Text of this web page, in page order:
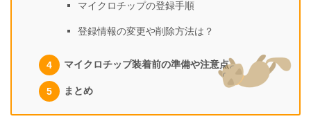
マイクロチップの登録手順
登録情報の変更や削除方法は？
マイクロチップ装着前の準備や注意点
まとめ